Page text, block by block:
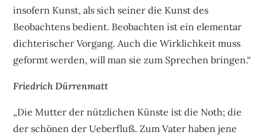
insofern Kunst, als sich seiner die Kunst des
Beobachtens bedient. Beobachten ist ein elementar
dichterischer Vorgang. Auch die Wirklichkeit muss
geformt werden, will man sie zum Sprechen bringen.“
Friedrich Dürrenmatt
„Die Mutter der nützlichen Künste ist die Noth; die
der schönen der Ueberfluß. Zum Vater haben jene